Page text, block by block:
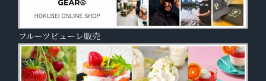
フルーツピューレ販売